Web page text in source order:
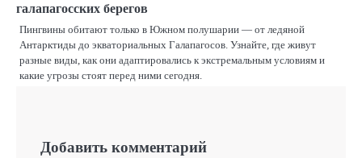
галапагосских берегов
Пингвины обитают только в Южном полушарии — от ледяной
Антарктиды до экваториальных Галапагосов. Узнайте, где живут
разные виды, как они адаптировались к экстремальным условиям и
какие угрозы стоят перед ними сегодня.
Добавить комментарий